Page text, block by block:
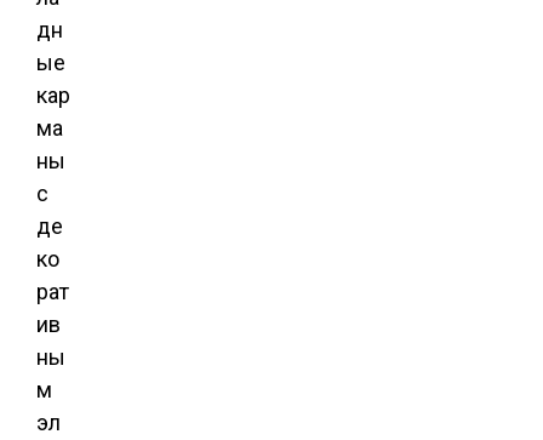
дн
ые
кар
ма
ны
с
де
ко
рат
ив
ны
м
эл